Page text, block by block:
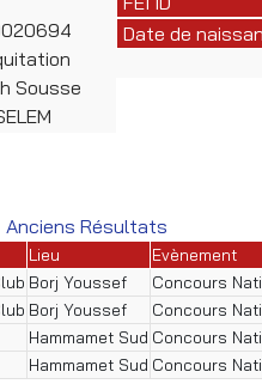
Sousse
Date de
Anciens Résultats
Lieu Evènement
Borj Youssef Concours
Borj Youssef Concours
Hammamet Sud Concours
Hammamet Sud Concours